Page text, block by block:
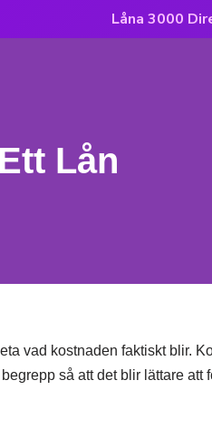
Låna 3000
Lån
vad kostnaden faktiskt blir.
så att det blir lättare att